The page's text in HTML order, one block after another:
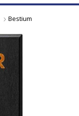
Bestium